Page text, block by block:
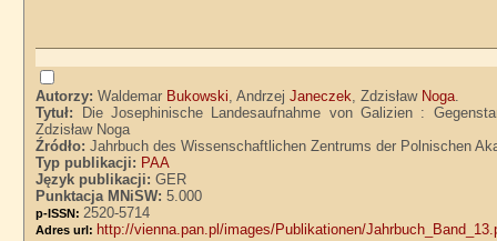
Autorzy:Waldemar Bukowski, AndrzejJaneczek, Zdzisław Noga.
Tytuł:
Die Josephinische Landesaufnahme von Galizien :
Zdzisław Noga
Źródło:Jahrbuch des Wissenschaftlichen Zentrums der Polnischen
Typ publikacji: PAA
Język publikacji:GER
Punktacja MNiSW:5.000
p-ISSN: 2520-5714
Adres url: http://vienna.pan.pl/images/Publikationen/